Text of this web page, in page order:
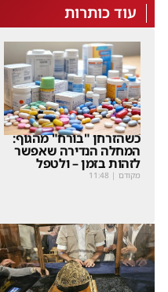
עוד כותרות
כשהזרחן "בורח" מהגוף:
המחלה הנדירה שאפשר
לזהות בזמן – ולטפל
מקודם |
11:48